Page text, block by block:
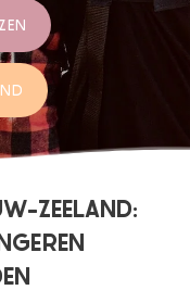
ZEELAND: